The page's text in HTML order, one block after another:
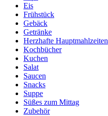
Eis
Frühstück
Gebäck
Getränke
Herzhafte Hauptmahlzeiten
Kochbücher
Kuchen
Salat
Saucen
Snacks
Suppe
Süßes zum Mittag
Zubehör